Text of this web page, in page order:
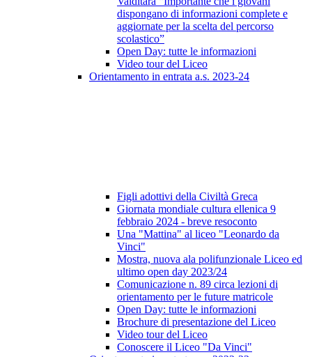
dispongano di informazioni complete e
aggiornate per la scelta del percorso
scolastico”
Open Day: tutte le informazioni
Video tour del Liceo
Orientamento in entrata a.s. 2023-24
Figli adottivi della Civiltà Greca
Giornata mondiale cultura ellenica 9
febbraio 2024 - breve resoconto
Una "Mattina" al liceo "Leonardo da
Vinci"
Mostra, nuova ala polifunzionale Liceo ed
ultimo open day 2023/24
Comunicazione n. 89 circa lezioni di
orientamento per le future matricole
Open Day: tutte le informazioni
Brochure di presentazione del Liceo
Video tour del Liceo
Conoscere il Liceo "Da Vinci"